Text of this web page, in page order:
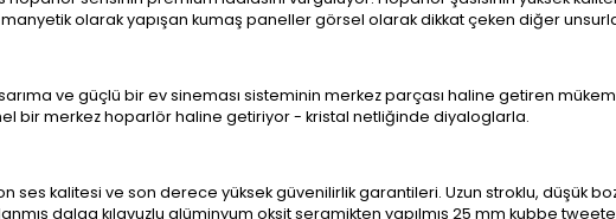
olarak yapışan kumaş paneller görsel olarak dikkat çeken diğer
ve güçlü bir ev sineması sisteminin merkez parçası haline getiren
bir merkez hoparlör haline getiriyor - kristal netliğinde diyaloglarla.
ses kalitesi ve son derece yüksek güvenilirlik garantileri. Uzun stroklu, düşük
dalga kılavuzlu alüminyum oksit seramikten yapılmış 25 mm kubbe